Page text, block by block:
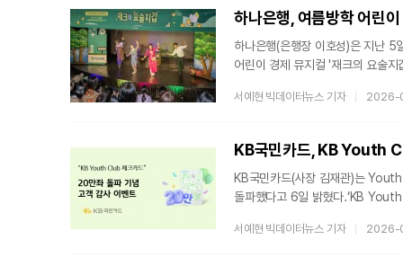
하나은행(은행장 이호성)은 지난
어린이 경제 뮤지컬 '재크의 요술지갑' 공연을 개최했다고 6일 밝혔다.‘재크의 요술지갑’은 하나은행이
뮤지컬 프로그램으로, 현재까지
수 있게 구성됐으며, 저축의 필요
서예현 빅데이터뉴스 기자 2026-
KB국민카드, KB Youth
KB국민카드(사장 김재관)는
돌파했다고 6일 밝혔다.‘KB
이어가고 있다.‘KB Youth Club
서예현 빅데이터뉴스 기자 2026-